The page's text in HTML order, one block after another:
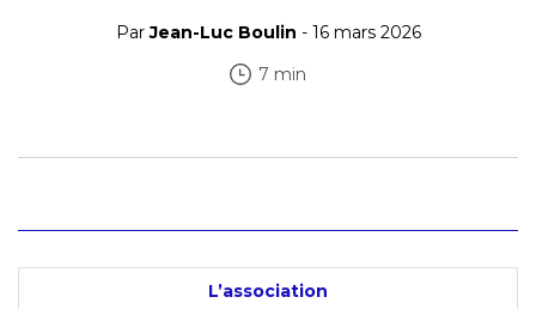
ParJean-Luc Boulin - 16 mars 2026
7 min
L’association